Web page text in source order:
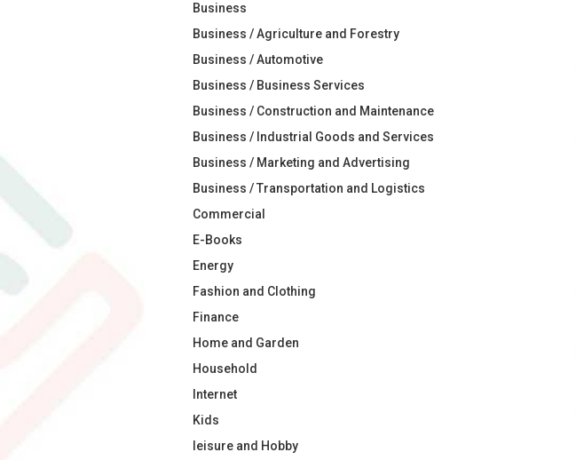
Business
Business / Agriculture and Forestry
Business / Automotive
Business / Business Services
Business / Construction and Maintenance
Business / Industrial Goods and Services
Business / Marketing and Advertising
Business / Transportation and Logistics
Commercial
E-Books
Energy
Fashion and Clothing
Finance
Home and Garden
Household
Internet
Kids
leisure and Hobby